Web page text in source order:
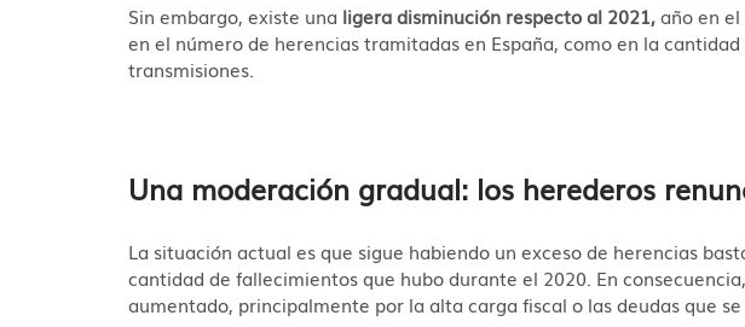
Sin embargo, existe una ligera disminución respecto al 2021,año en
en el número de herencias tramitadas en España, como en la
transmisiones.
Una moderación gradual: los herederos
La situación actual es que sigue habiendo un exceso de herencias
cantidad de fallecimientos que hubo durante el 2020. En
aumentado, principalmente por la alta carga fiscal o las deudas que se